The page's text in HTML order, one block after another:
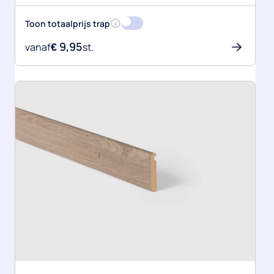
Toon totaalprijs trap Meer informatie over de totaalprijs
vanaf€ 9,95st. Lees